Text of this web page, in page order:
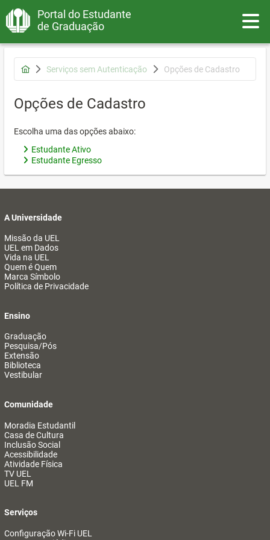
Portal do Estudante
de Graduação
Serviços sem Autenticação Opções de Cadastro
Opções de Cadastro
Escolha uma das opções abaixo:
Estudante Ativo
Estudante Egresso
A Universidade
Missão da UEL
UEL em Dados
Vida na UEL
Quem é Quem
Marca Símbolo
Política de Privacidade
Ensino
Graduação
Pesquisa/Pós
Extensão
Biblioteca
Vestibular
Comunidade
Moradia Estudantil
Casa de Cultura
Inclusão Social
Acessibilidade
Atividade Física
TV UEL
UEL FM
Serviços
Configuração Wi-Fi UEL